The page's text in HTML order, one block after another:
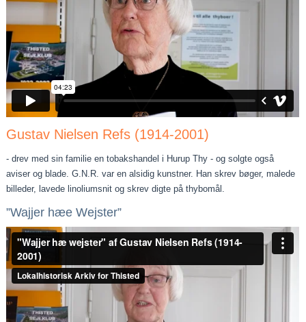
Gustav Nielsen Refs (1914-2001)
- drev med sin familie en tobakshandel i Hurup Thy - og solgte også
aviser og blade. G.N.R. var en alsidig kunstner. Han skrev bøger, malede
billeder, lavede linoliumsnit og skrev digte på thybomål.
”Wajjer hæe Wejster”